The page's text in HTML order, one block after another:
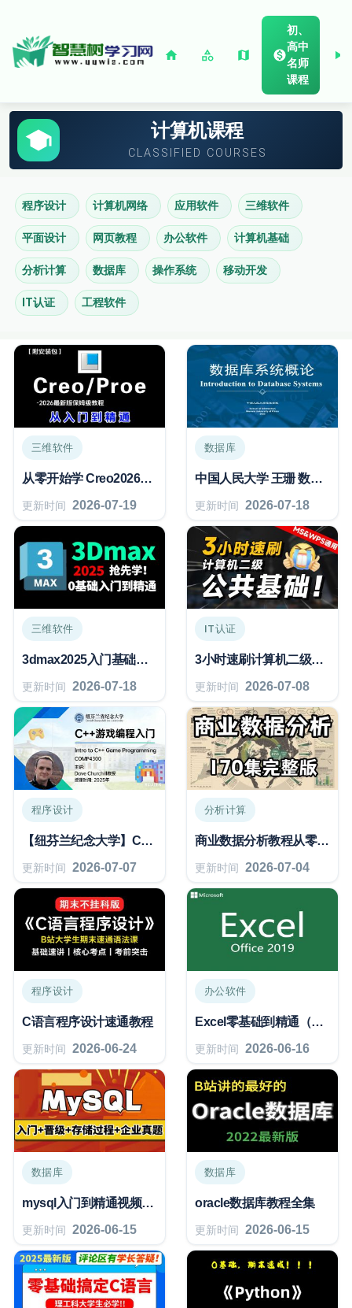
初、
高中
名师
课程
计算机课程
CLASSIFIED COURSES
程序设计 计算机网络 应用软件 三维软件
平面设计 网页教程 办公软件 计算机基础
分析计算 数据库 操作系统 移动开发
IT认证 工程软件
三维软件
从零开始学 Creo2026零基础入门教程
更新时间 2026-07-19
数据库
中国人民大学 王珊 数据库系统概论（第6版）
更新时间 2026-07-18
三维软件
3dmax2025入门基础教学到精通教程
更新时间 2026-07-18
IT认证
3小时速刷计算机二级公共基础选择题
更新时间 2026-07-08
程序设计
【纽芬兰纪念大学】C++ 游戏编程入门 | 2022 | 精通 C++
更新时间 2026-07-07
分析计算
商业数据分析教程从零基础到精通
更新时间 2026-07-04
程序设计
C语言程序设计速通教程
更新时间 2026-06-24
办公软件
Excel零基础到精通（基础、公式、函数、可视化、数据透视表）
更新时间 2026-06-16
数据库
mysql入门到精通视频教程
更新时间 2026-06-15
数据库
oracle数据库教程全集
更新时间 2026-06-15